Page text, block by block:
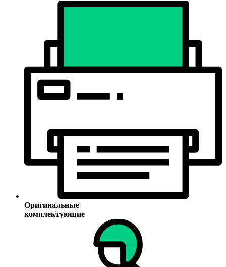
Оригинальные
комплектующие